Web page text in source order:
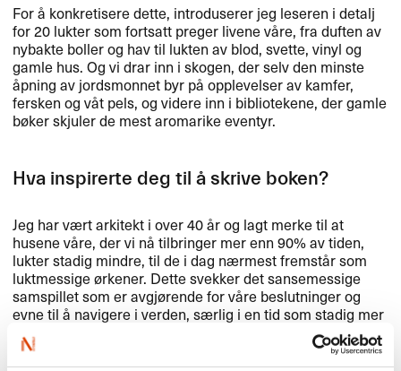
For å konkretisere dette, introduserer jeg leseren i detalj
for 20 lukter som fortsatt preger livene våre, fra duften av
nybakte boller og hav til lukten av blod, svette, vinyl og
gamle hus. Og vi drar inn i skogen, der selv den minste
åpning av jordsmonnet byr på opplevelser av kamfer,
fersken og våt pels, og videre inn i bibliotekene, der gamle
bøker skjuler de mest aromarike eventyr.
Hva inspirerte deg til å skrive boken?
Jeg har vært arkitekt i over 40 år og lagt merke til at
husene våre, der vi nå tilbringer mer enn 90% av tiden,
lukter stadig mindre, til de i dag nærmest fremstår som
luktmessige ørkener. Dette svekker det sansemessige
samspillet som er avgjørende for våre beslutninger og
evne til å navigere i verden, særlig i en tid som stadig mer
preges av manipulasjon og kunstig intelligens.
Luktesansen, som fortsatt ikke lar seg digitalisere,